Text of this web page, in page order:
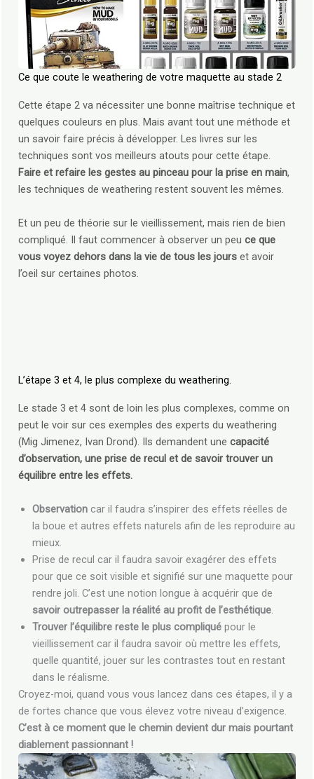
Ce que coute le weathering de votre maquette au stade 2
Cette étape 2 va nécessiter une bonne maîtrise technique et
quelques couleurs en plus. Mais avant tout une méthode et
un savoir faire précis à développer. Les livres sur les
techniques sont vos meilleurs atouts pour cette étape.
Faire et refaire les gestes au pinceau pour la prise en main,
les techniques de weathering restent souvent les mêmes.
Et un peu de théorie sur le vieillissement, mais rien de bien
compliqué. Il faut commencer à observer un peuce que
vous voyez dehors dans la vie de tous les jours et avoir
l’oeil sur certaines photos.
L’étape 3 et 4, le plus complexe du weathering.
Le stade 3 et 4 sont de loin les plus complexes, comme on
peut le voir sur ces exemples des experts du weathering
(Mig Jimenez, Ivan Drond). Ils demandent une capacité
d’observation, une prise de recul et de savoir trouver un
équilibre entre les effets.
Observation car il faudra s’inspirer des effets réelles de
la boue et autres effets naturels afin de les reproduire au
mieux.
Prise de recul car il faudra savoir exagérer des effets
pour que ce soit visible et signifié sur une maquette pour
rendre joli. C’est une notion longue à acquérir que de
savoir outrepasser la réalité au profit de l’esthétique.
Trouver l’équilibre reste le plus compliqué pour le
vieillissement car il faudra savoir où mettre les effets,
quelle quantité, jouer sur les contrastes tout en restant
dans le réalisme.
Croyez-moi, quand vous vous lancez dans ces étapes, il y a
de fortes chance que vous élevez votre niveau d’exigence.
C’est à ce moment que le chemin devient dur mais pourtant
diablement passionnant !